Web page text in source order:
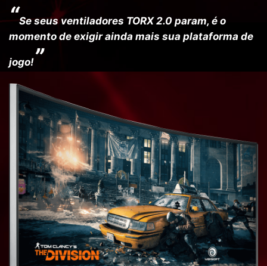
“Se seus ventiladores TORX 2.0 param, é o
momento de exigir ainda mais sua plataforma de
jogo!”